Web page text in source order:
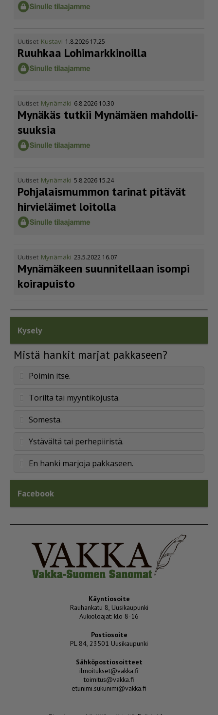
Uutiset Kustavi 1.8.2026 17.25
Ruuhkaa Lohimark­ki­noilla
Uutiset Mynämäki 6.8.2026 10.30
Mynäkäs tutkii Mynämäen mahdol­li­
suuksia
Uutiset Mynämäki 5.8.2026 15.24
Pohja­lais­mummon tarinat pitävät
hirvieläimet loitolla
Uutiset Mynämäki 23.5.2022 16.07
Mynämäkeen suunnitellaan isompi
koirapuisto
Kysely
Mistä hankit marjat pakkaseen?
Poimin itse.
Torilta tai myyntikojusta.
Somesta.
Ystävältä tai perhepiiristä.
En hanki marjoja pakkaseen.
Facebook
Käyntiosoite
Rauhankatu 8, Uusikaupunki
Aukioloajat: klo 8-16
Postiosoite
PL 84, 23501 Uusikaupunki
Sähköpostiosoitteet
ilmoitukset@vakka.fi
toimitus@vakka.fi
etunimi.sukunimi@vakka.fi